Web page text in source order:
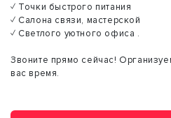
✓ Точки быстрого питания
✓ Салона связи, мастерской
✓ Светлого уютного офиса .
Звоните прямо сейчас!
вас время.